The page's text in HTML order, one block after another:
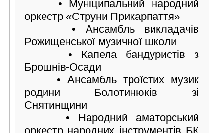
• Муніципальний народний
оркестр «Струни Прикарпаття»
• Ансамбль викладачів
Рожищенської музичної школи
• Капела бандуристів з
Брошнів-Осади
• Ансамбль троїстих музик
родини Болотинюків зі
Снятинщини
• Народний аматорський
оркестр народних інструментів БК